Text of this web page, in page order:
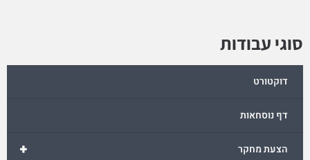
סוגי עבודות
דוקטורט
דף נוסחאות
+ הצעת מחקר